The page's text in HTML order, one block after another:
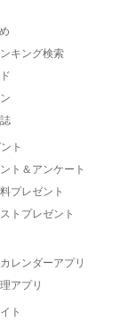
キング検索
ト
ト＆アンケート
プレゼント
トプレゼント
レンダーアプリ
アプリ
ト